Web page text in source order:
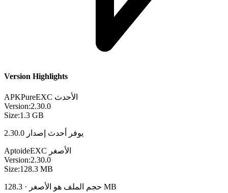
Version Highlights
APKPureEXC الأحدث
Version:2.30.0
Size:1.3 GB
يوفر أحدث إصدار 2.30.0
AptoideEXC الأصغر
Version:2.30.0
Size:128.3 MB
حجم الملف هو الأصغر · 128.3 MB